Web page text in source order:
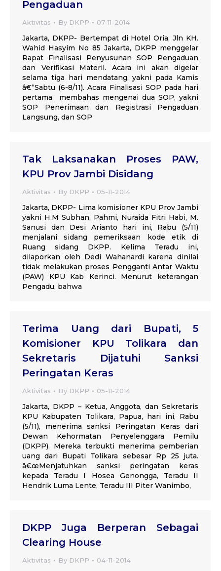
Pengaduan
Aktivitas By DKPP 07-11-2014
Jakarta, DKPP- Bertempat di Hotel Oria, Jln KH.
Wahid Hasyim No 85 Jakarta, DKPP menggelar
Rapat Finalisasi Penyusunan SOP Pengaduan
dan Verifikasi Materil. Acara ini akan digelar
selama tiga hari mendatang, yakni pada Kamis
â€“Sabtu (6-8/11). Acara Finalisasi SOP pada hari
pertama membahas mengenai dua SOP, yakni
SOP Penerimaan dan Registrasi Pengaduan
Langsung, dan SOP
Tak Laksanakan Proses PAW,
KPU Prov Jambi Disidang
Aktivitas By DKPP 05-11-2014
Jakarta, DKPP- Lima komisioner KPU Prov Jambi
yakni H.M Subhan, Pahmi, Nuraida Fitri Habi, M.
Sanusi dan Desi Arianto hari ini, Rabu (5/11)
menjalani sidang pemeriksaan kode etik di
Ruang sidang DKPP. Kelima Teradu ini,
dilaporkan oleh Dedi Wahanardi karena dinilai
tidak melakukan proses Pengganti Antar Waktu
(PAW) KPU Kab Kerinci. Menurut keterangan
Pengadu, bahwa
Terima Uang dari Bupati, 5
Komisioner KPU Tolikara dan
Sekretaris Dijatuhi Sanksi
Peringatan Keras
Aktivitas By DKPP 05-11-2014
Jakarta, DKPP – Ketua, Anggota, dan Sekretaris
KPU Kabupaten Tolikara, Papua, hari ini, Rabu
(5/11), menerima sanksi Peringatan Keras dari
Dewan Kehormatan Penyelenggara Pemilu
(DKPP). Mereka terbukti menerima pemberian
uang dari Bupati Tolikara sebesar Rp 25 juta.
â€œMenjatuhkan sanksi peringatan keras
kepada Teradu I Hosea Genongga, Teradu II
Hendrik Luma Lente, Teradu III Piter Wanimbo,
DKPP Juga Berperan Sebagai
Clearing House
Aktivitas By DKPP 04-11-2014